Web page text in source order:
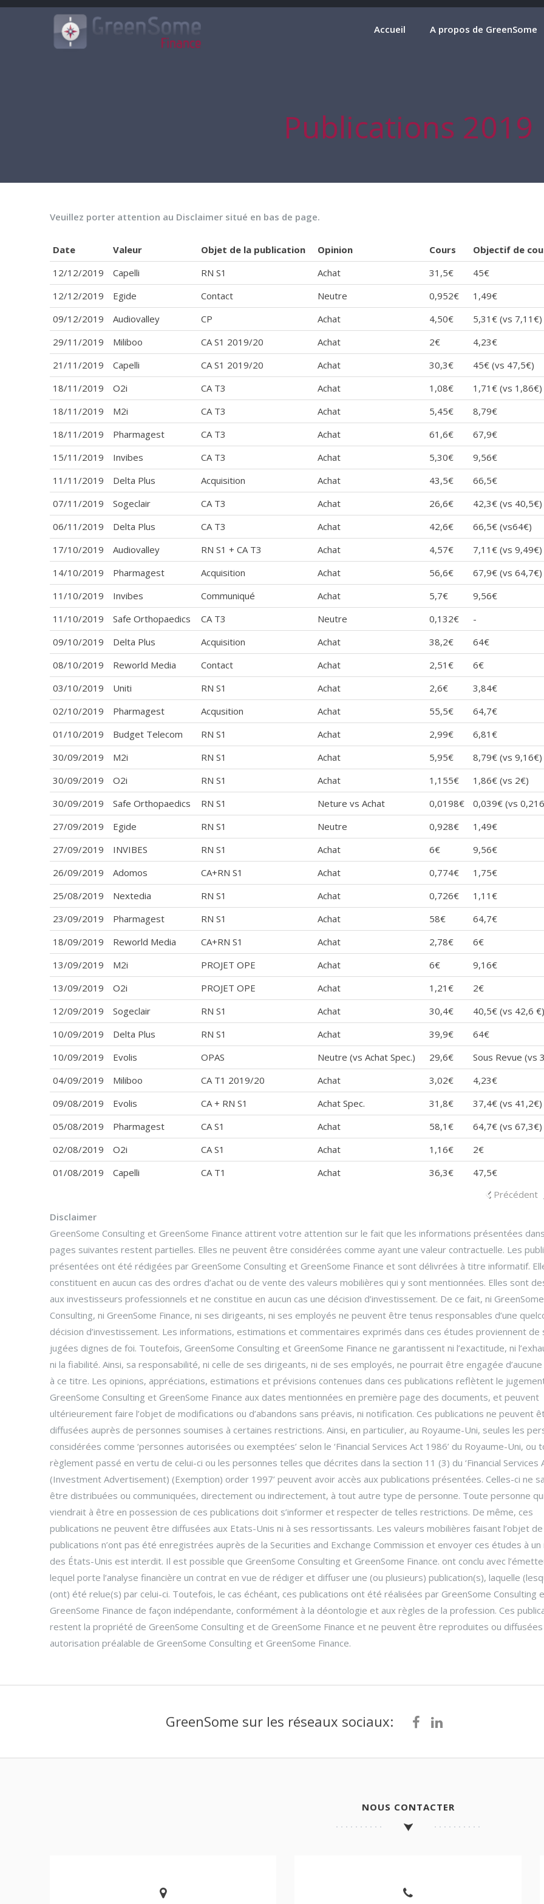
Passer
Accueil A propos de GreenSome
Publications 2019
Veuillez porter attention au Disclaimer situé en bas de page.
Date Valeur Objet de la publication Opinion Cours
Objectif de
12/12/2019
Capelli RN S1 Achat 31,5€
45€
12/12/2019
Egide Contact Neutre 0,952€
1,49€
09/12/2019
Audiovalley CP Achat 4,50€
5,31€ (vs 7,11€)
29/11/2019
Miliboo CA S1 2019/20 Achat 2€
4,23€
21/11/2019
Capelli CA S1 2019/20 Achat 30,3€
45€ (vs 47,5€)
18/11/2019
O2i CA T3 Achat 1,08€
1,71€ (vs 1,86€)
18/11/2019
M2i CA T3 Achat 5,45€
8,79€
18/11/2019
Pharmagest CA T3 Achat 61,6€
67,9€
15/11/2019
Invibes CA T3 Achat 5,30€
9,56€
11/11/2019
Delta Plus Acquisition Achat 43,5€
66,5€
07/11/2019
Sogeclair CA T3 Achat 26,6€
42,3€ (vs 40,5€)
06/11/2019
Delta Plus CA T3 Achat 42,6€
66,5€ (vs64€)
17/10/2019
Audiovalley RN S1 + CA T3 Achat 4,57€
7,11€ (vs 9,49€)
14/10/2019
Pharmagest Acquisition Achat 56,6€
67,9€ (vs 64,7€)
11/10/2019
Invibes Communiqué Achat 5,7€
9,56€
11/10/2019
Safe Orthopaedics CA T3 Neutre 0,132€
-
09/10/2019
Delta Plus Acquisition Achat 38,2€
64€
08/10/2019
Reworld Media Contact Achat 2,51€
6€
03/10/2019
Uniti RN S1 Achat 2,6€
3,84€
02/10/2019
Pharmagest Acqusition Achat 55,5€
64,7€
01/10/2019
Budget Telecom RN S1 Achat 2,99€
6,81€
30/09/2019
M2i RN S1 Achat 5,95€
8,79€ (vs 9,16€)
30/09/2019
O2i RN S1 Achat 1,155€
1,86€ (vs 2€)
30/09/2019
Safe Orthopaedics RN S1 Neture vs Achat 0,0198€
0,039€ (vs
27/09/2019
Egide RN S1 Neutre 0,928€
1,49€
27/09/2019
INVIBES RN S1 Achat 6€
9,56€
26/09/2019
Adomos CA+RN S1 Achat 0,774€
1,75€
25/08/2019
Nextedia RN S1 Achat 0,726€
1,11€
23/09/2019
Pharmagest RN S1 Achat 58€
64,7€
18/09/2019
Reworld Media CA+RN S1 Achat 2,78€
6€
13/09/2019
M2i PROJET OPE Achat 6€
9,16€
13/09/2019
O2i PROJET OPE Achat 1,21€
2€
12/09/2019
Sogeclair RN S1 Achat 30,4€
40,5€ (vs 42,6
10/09/2019
Delta Plus RN S1 Achat 39,9€
64€
10/09/2019
Evolis OPAS Neutre (vs Achat Spec.) 29,6€
Sous Revue (vs
04/09/2019
Miliboo CA T1 2019/20 Achat 3,02€
4,23€
09/08/2019
Evolis CA + RN S1 Achat Spec. 31,8€
37,4€ (vs 41,2€)
05/08/2019
Pharmagest CA S1 Achat 58,1€
64,7€ (vs 67,3€)
02/08/2019
O2i CA S1 Achat 1,16€
2€
01/08/2019
Capelli CA T1 Achat 36,3€
47,5€
Précédent
Disclaimer
GreenSome Consulting et GreenSome Finance attirent votre attention sur le fait que les informations présentées
pages suivantes restent partielles. Elles ne peuvent être considérées comme ayant une valeur contractuelle. Les
présentées ont été rédigées par GreenSome Consulting et GreenSome Finance et sont délivrées à titre informatif.
constituent en aucun cas des ordres d’achat ou de vente des valeurs mobilières qui y sont mentionnées. Elles sont
aux investisseurs professionnels et ne constitue en aucun cas une décision d’investissement. De ce fait, ni GreenSome
Consulting, ni GreenSome Finance, ni ses dirigeants, ni ses employés ne peuvent être tenus responsables d’une
décision d’investissement. Les informations, estimations et commentaires exprimés dans ces études proviennent de
jugées dignes de foi. Toutefois, GreenSome Consulting et GreenSome Finance ne garantissent ni l’exactitude, ni
ni la fiabilité. Ainsi, sa responsabilité, ni celle de ses dirigeants, ni de ses employés, ne pourrait être engagée
à ce titre. Les opinions, appréciations, estimations et prévisions contenues dans ces publications reflètent le
GreenSome Consulting et GreenSome Finance aux dates mentionnées en première page des documents, et peuvent
ultérieurement faire l’objet de modifications ou d’abandons sans préavis, ni notification. Ces publications ne peuvent
diffusées auprès de personnes soumises à certaines restrictions. Ainsi, en particulier, au Royaume-Uni, seules les
considérées comme ‘personnes autorisées ou exemptées’ selon le ‘Financial Services Act 1986’ du Royaume-Uni, ou
règlement passé en vertu de celui-ci ou les personnes telles que décrites dans la section 11 (3) du ‘Financial Services
(Investment Advertisement) (Exemption) order 1997’ peuvent avoir accès aux publications présentées. Celles-ci ne
être distribuées ou communiquées, directement ou indirectement, à tout autre type de personne. Toute personne
viendrait à être en possession de ces publications doit s’informer et respecter de telles restrictions. De même, ces
publications ne peuvent être diffusées aux Etats-Unis ni à ses ressortissants. Les valeurs mobilières faisant l’objet
publications n’ont pas été enregistrées auprès de la Securities and Exchange Commission et envoyer ces études à
des États-Unis est interdit. Il est possible que GreenSome Consulting et GreenSome Finance. ont conclu avec
lequel porte l’analyse financière un contrat en vue de rédiger et diffuser une (ou plusieurs) publication(s), laquelle
(ont) été relue(s) par celui-ci. Toutefois, le cas échéant, ces publications ont été réalisées par GreenSome Consulting
GreenSome Finance de façon indépendante, conformément à la déontologie et aux règles de la profession. Ces
restent la propriété de GreenSome Consulting et de GreenSome Finance et ne peuvent être reproduites ou
autorisation préalable de GreenSome Consulting et GreenSome Finance.
GreenSome sur les réseaux sociaux:
NOUS CONTACTER